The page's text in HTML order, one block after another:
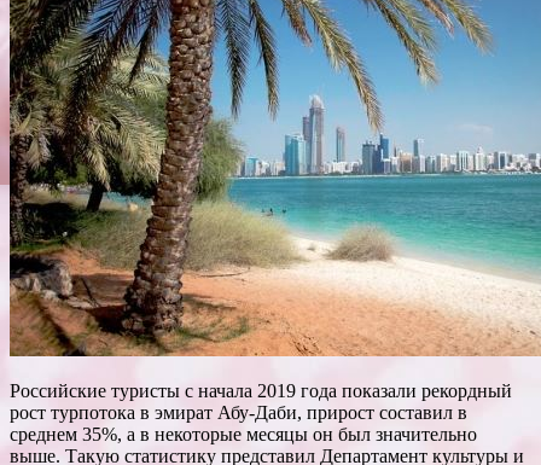
Российские туристы с начала 2019 года показали рекордный
рост турпотока в эмират Абу-Даби, прирост составил в
среднем 35%, а в некоторые месяцы он был значительно
выше. Такую статистику представил Департамент культуры и